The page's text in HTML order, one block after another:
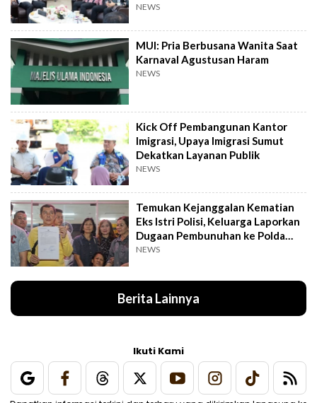
NEWS
MUI: Pria Berbusana Wanita Saat
Karnaval Agustusan Haram
NEWS
Kick Off Pembangunan Kantor
Imigrasi, Upaya Imigrasi Sumut
Dekatkan Layanan Publik
NEWS
Temukan Kejanggalan Kematian
Eks Istri Polisi, Keluarga Laporkan
Dugaan Pembunuhan ke Polda
Sumut
NEWS
Berita Lainnya
Ikuti Kami